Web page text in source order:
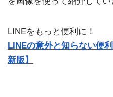
LINEをもっと便利に！
LINEの意外と知らない便
新版】